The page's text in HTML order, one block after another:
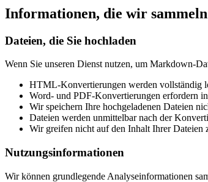
Informationen, die wir sammeln
Dateien, die Sie hochladen
Wenn Sie unseren Dienst nutzen, um Markdown-
HTML-Konvertierungen werden vollständig
Word- und PDF-Konvertierungen erfordern
Wir speichern Ihre hochgeladenen Dateien
Dateien werden unmittelbar nach der
Wir greifen nicht auf den Inhalt Ihrer Dateien
Nutzungsinformationen
Wir können grundlegende Analyseinformationen